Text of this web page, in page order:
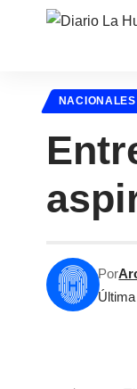
NACIONALES
Por